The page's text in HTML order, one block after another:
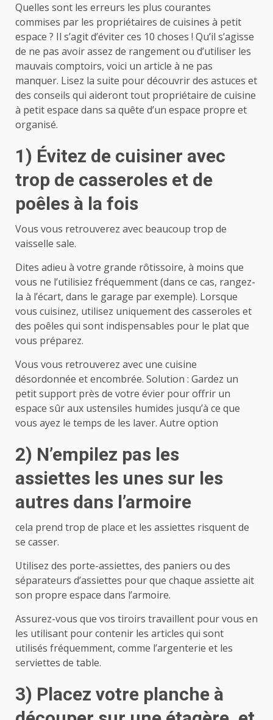
Quelles sont les erreurs les plus courantes
commises par les propriétaires de cuisines à petit
espace ? Il s’agit d’éviter ces 10 choses ! Qu’il s’agisse
de ne pas avoir assez de rangement ou d’utiliser les
mauvais comptoirs, voici un article à ne pas
manquer. Lisez la suite pour découvrir des astuces et
des conseils qui aideront tout propriétaire de cuisine
à petit espace dans sa quête d’un espace propre et
organisé.
1) Évitez de cuisiner avec
trop de casseroles et de
poêles à la fois
Vous vous retrouverez avec beaucoup trop de
vaisselle sale.
Dites adieu à votre grande rôtissoire, à moins que
vous ne l’utilisiez fréquemment (dans ce cas, rangez-
la à l’écart, dans le garage par exemple). Lorsque
vous cuisinez, utilisez uniquement des casseroles et
des poêles qui sont indispensables pour le plat que
vous préparez.
Vous vous retrouverez avec une cuisine
désordonnée et encombrée. Solution : Gardez un
petit support près de votre évier pour offrir un
espace sûr aux ustensiles humides jusqu’à ce que
vous ayez le temps de les laver. Autre option
2) N’empilez pas les
assiettes les unes sur les
autres dans l’armoire
cela prend trop de place et les assiettes risquent de
se casser.
Utilisez des porte-assiettes, des paniers ou des
séparateurs d’assiettes pour que chaque assiette ait
son propre espace dans l’armoire.
Assurez-vous que vos tiroirs travaillent pour vous en
les utilisant pour contenir les articles qui sont
utilisés fréquemment, comme l’argenterie et les
serviettes de table.
3) Placez votre planche à